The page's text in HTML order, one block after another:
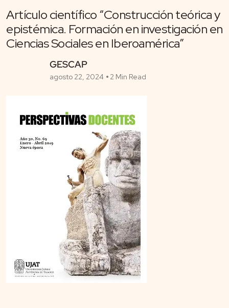
Artículo científico “Construcción teórica y
epistémica. Formación en investigación en
Ciencias Sociales en Iberoamérica”
GESCAP
agosto 22, 2024 2 Min Read